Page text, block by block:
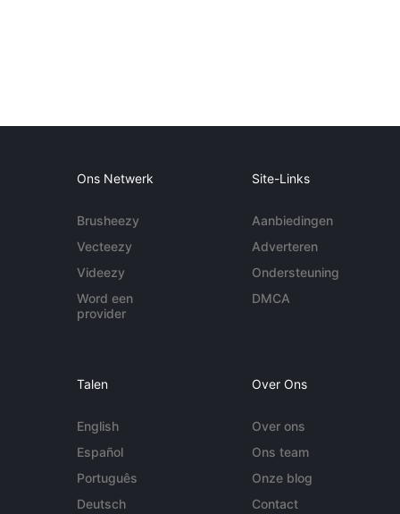
Ons Netwerk
Brusheezy
Vecteezy
Videezy
Word een
provider
Site-Links
Aanbiedingen
Adverteren
Ondersteuning
DMCA
Talen
English
Español
Português
Deutsch
Over Ons
Over ons
Ons team
Onze blog
Contact